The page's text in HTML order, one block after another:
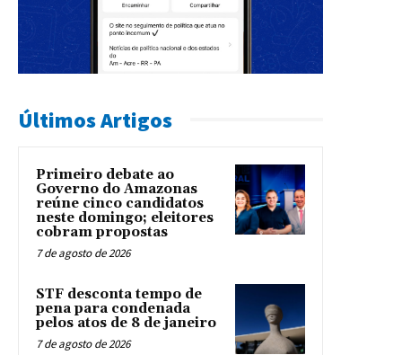
Últimos Artigos
Primeiro debate ao
Governo do Amazonas
reúne cinco candidatos
neste domingo; eleitores
cobram propostas
7 de agosto de 2026
STF desconta tempo de
pena para condenada
pelos atos de 8 de janeiro
7 de agosto de 2026